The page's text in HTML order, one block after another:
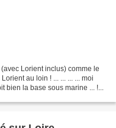
Lorient inclus) comme le
au loin ! ... ... ... ... moi
bien la base sous marine ... !...